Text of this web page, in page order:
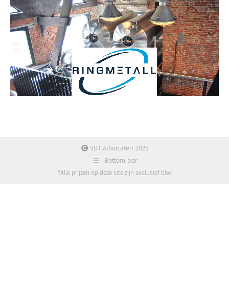
VDT Advocaten 2025
Bottom bar
*Alle prijzen op deze site zijn exclusief btw.